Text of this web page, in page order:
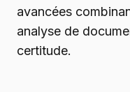
avancées
analyse de
certitude.